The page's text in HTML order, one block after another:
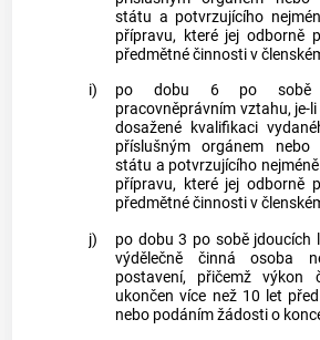
státu a potvrzujícího
přípravu, které jej odborně
předmětné činnosti v
i)
po dobu 6 po sobě
pracovněprávním vztahu, je-
dosažené kvalifikaci
příslušným orgánem nebo
státu a potvrzujícího
přípravu, které jej odborně
předmětné činnosti v
j)
po dobu 3 po sobě jdoucích
výdělečně činná osoba
postavení, přičemž výkon
ukončen více než 10 let
nebo podáním žádosti o